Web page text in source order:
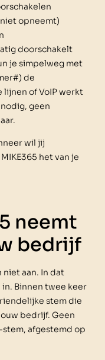
opneemt)
doorschakelt
je simpelweg met
de
lijnen of VoIP werkt
geen
wil jij
het van je
neemt
bedrijf
aan. In dat
Binnen twee keer
stem die
bedrijf. Geen
afgestemd op